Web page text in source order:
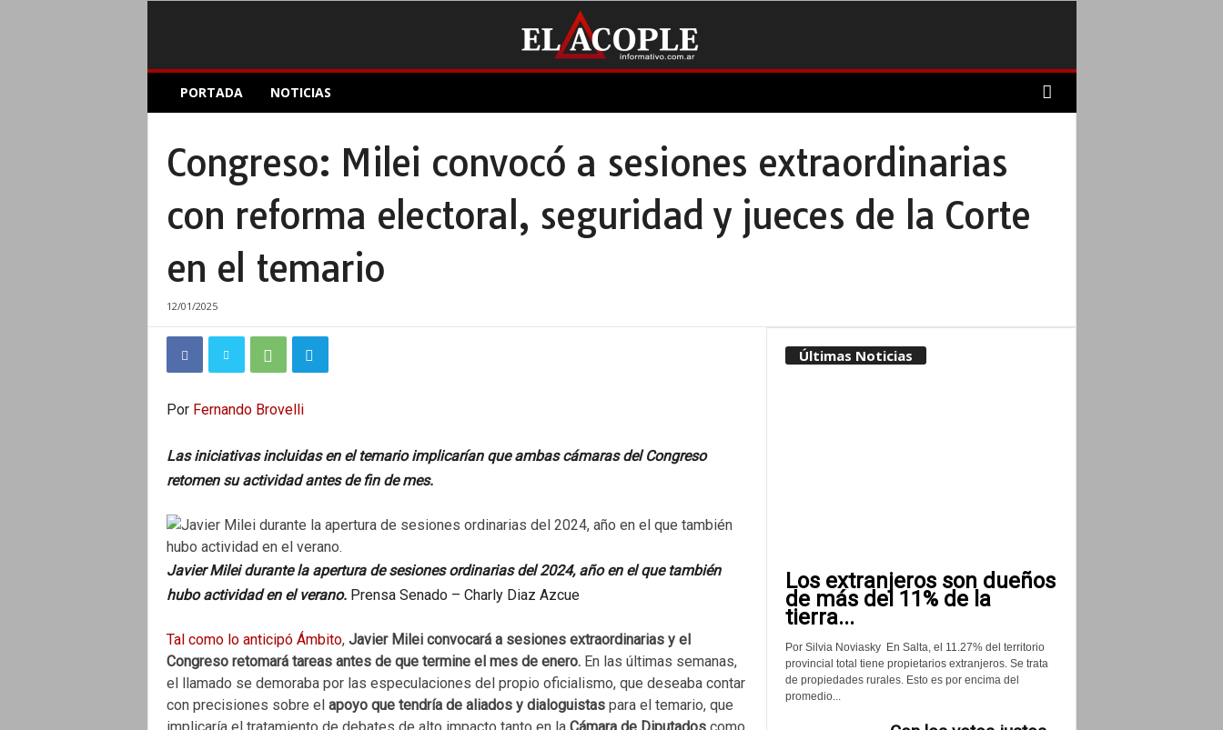
A
m
PORTADA NOTICIAS
Congreso: Milei convocó a sesiones extraordinarias
con reforma electoral, seguridad y jueces de la Corte
en el temario
12/01/2025
Por Fernando Brovelli
Las iniciativas incluidas en el temario implicarían que ambas cámaras del Congreso
retomen su actividad antes de fin de mes.
Javier Milei durante la apertura de sesiones ordinarias del 2024, año en el que también
hubo actividad en el verano. Prensa Senado – Charly Diaz Azcue
Tal como lo anticipó Ámbito, Javier Milei convocará a sesiones extraordinarias y el
Congreso retomará tareas antes de que termine el mes de enero.En las últimas semanas,
el llamado se demoraba por las especulaciones del propio oficialismo, que deseaba contar
con precisiones sobre elapoyo que tendría de aliados y dialoguistas para el temario, que
Últimas Noticias
Los extranjeros son dueños
de más del 11% de la
tierra...
Por Silvia Noviasky En Salta, el 11.27% del territorio
provincial total tiene propietarios extranjeros. Se trata
de propiedades rurales. Esto es por encima del
promedio...